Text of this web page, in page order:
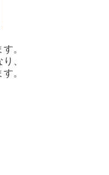
。
、
。